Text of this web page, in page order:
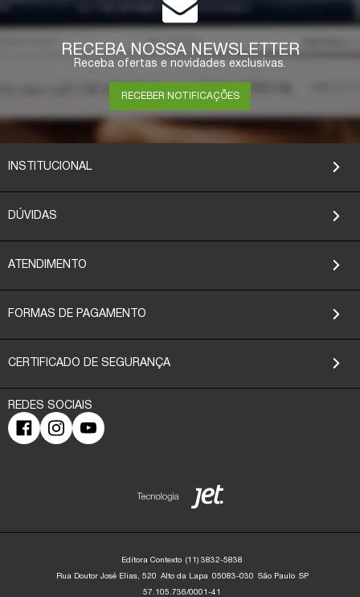
RECEBA NOSSA NEWSLETTER
Receba ofertas e novidades exclusivas.
RECEBER NOTIFICAÇÕES
INSTITUCIONAL
DÚVIDAS
ATENDIMENTO
FORMAS DE PAGAMENTO
CERTIFICADO DE SEGURANÇA
Editora Contexto (11) 3832-5838
Rua Doutor José Elias, 520 Alto da Lapa 05083-030 São Paulo SP
57.105.736/0001-41